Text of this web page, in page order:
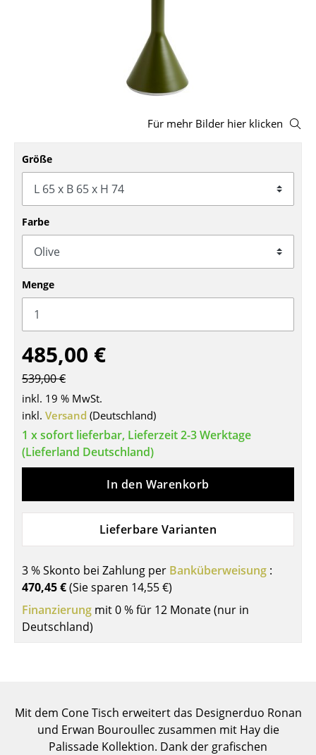
Schaukelstühle
Bürodrehstühle
Konferenzstühle
Bürosessel
Einzelteile
... alle Sitzmöbel
Tische
Esstische
Beistelltische
Couchtische
Schreibtische
Sekretäre & PC-Tische
Konferenztische
Stehtische & Stehpulte
Gartentische
Servierwagen
Aufbewahren
Regale & Schränke
Für mehr Bilder hier klicken
Größe
Farbe
Menge
485,00 €
539,00 €
inkl. 19 % MwSt.
inkl. Versand (Deutschland)
1 x sofort lieferbar, Lieferzeit 2-3 Werktage
(Lieferland Deutschland)
In den Warenkorb
Lieferbare Varianten
3 % Skonto bei Zahlung per Banküberweisung :
470,45 €(Sie sparen 14,55 €)
Finanzierung mit 0 % für 12 Monate (nur in
Deutschland)
Mit dem Cone Tisch erweitert das Designerduo Ronan
und Erwan Bouroullec zusammen mit Hay die
Palissade Kollektion. Dank der grafischen